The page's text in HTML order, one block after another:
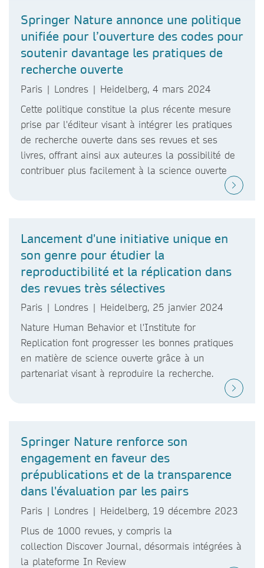
Springer Nature annonce une politique
unifiée pour l’ouverture des codes pour
soutenir davantage les pratiques de
recherche ouverte
Paris | Londres | Heidelberg, 4 mars 2024
Cette politique constitue la plus récente mesure
prise par l'éditeur visant à intégrer les pratiques
de recherche ouverte dans ses revues et ses
livres, offrant ainsi aux auteur.es la possibilité de
contribuer plus facilement à la science ouverte
Lancement d'une initiative unique en
son genre pour étudier la
reproductibilité et la réplication dans
des revues très sélectives
Paris | Londres | Heidelberg, 25 janvier 2024
Nature Human Behavior et l'Institute for
Replication font progresser les bonnes pratiques
en matière de science ouverte grâce à un
partenariat visant à reproduire la recherche.
Springer Nature renforce son
engagement en faveur des
prépublications et de la transparence
dans l'évaluation par les pairs
Paris | Londres | Heidelberg, 19 décembre 2023
Plus de 1000 revues, y compris la
collection Discover Journal, désormais intégrées à
la plateforme In Review